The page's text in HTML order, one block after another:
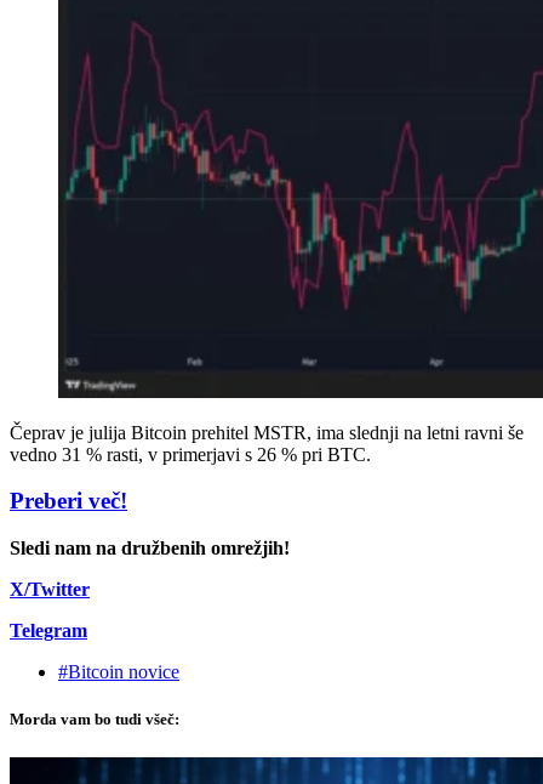
Čeprav je julija Bitcoin prehitel MSTR, ima slednji na letni ravni še
vedno 31 % rasti, v primerjavi s 26 % pri BTC.
Preberi več!
Sledi nam na družbenih omrežjih!
X/Twitter
Telegram
#Bitcoin novice
Morda vam bo tudi všeč: